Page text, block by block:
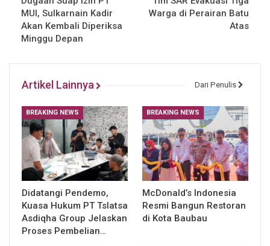
MUI, Sulkarnain Kadir
Akan Kembali Diperiksa
Minggu Depan
Warga di Perairan Batu
Atas
Artikel Lainnya Dari Penulis
BREAKING NEWS
Didatangi Pendemo,
Kuasa Hukum PT Tslatsa
Asdiqha Group Jelaskan
Proses Pembelian…
BREAKING NEWS
McDonald’s Indonesia
Resmi Bangun Restoran
di Kota Baubau